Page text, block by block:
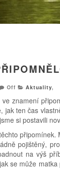
Off Aktuality,
znamení
jak ten čas
si postavili
pojištěný,
na výš
se může